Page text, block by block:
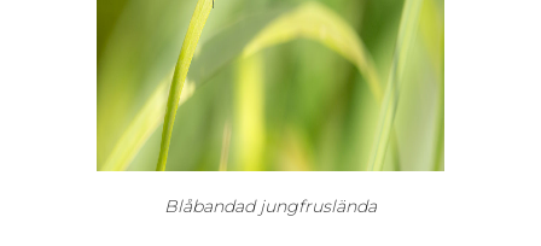
Blåbandad jungfruslända